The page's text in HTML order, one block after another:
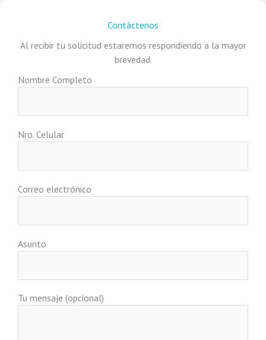
Contáctenos
Al recibir tu solicitud estaremos respondiendo a la mayor
brevedad.
Nombre Completo
Nro. Celular
Correo electrónico
Asunto
Tu mensaje (opcional)